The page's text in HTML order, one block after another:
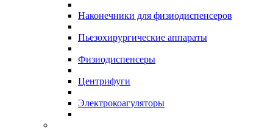
Наконечники для физиодиспенсеров
Пьезохирургические аппараты
Физиодиспенсеры
Центрифуги
Электрокоагуляторы